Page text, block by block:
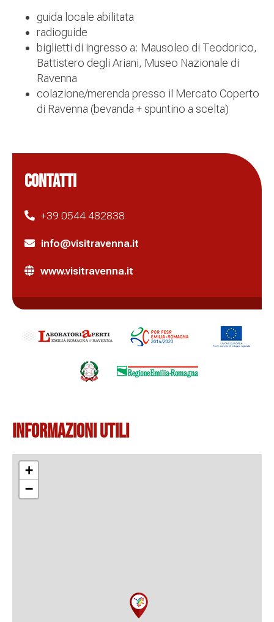
guida locale abilitata
radioguide
biglietti di ingresso a: Mausoleo di Teodorico,
Battistero degli Ariani, Museo Nazionale di
Ravenna
colazione/merenda presso il Mercato Coperto
di Ravenna (bevanda + spuntino a scelta)
CONTATTI
+39 0544 482838
info@visitravenna.it
www.visitravenna.it
Informazioni Utili
+
−